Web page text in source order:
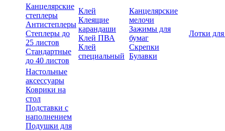
Канцелярские
степлеры
Антистеплеры
Степлеры до
25 листов
Стандартные
до 40 листов
Клей
Клеящие
карандаши
Клей ПВА
Клей
специальный
Канцелярские
мелочи
Зажимы для
бумаг
Скрепки
Булавки
Лотки
Настольные
аксессуары
Коврики на
стол
Подставки с
наполнением
Подушки для